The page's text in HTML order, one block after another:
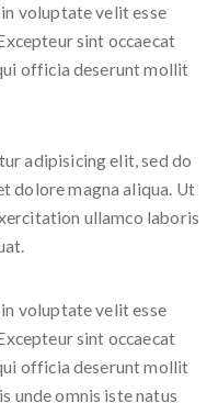
voluptate velit esse
sint occaecat
officia deserunt mollit
adipisicing elit, sed do
dolore magna aliqua. Ut
ullamco laboris
voluptate velit esse
sint occaecat
officia deserunt mollit
unde omnis iste natus